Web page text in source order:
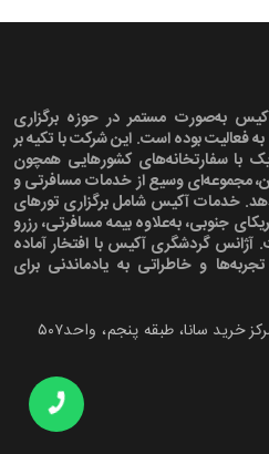
آکیس به‌صورت مستمر در حوزه برگزاری
بوده است. این شرکت با تکیه بر
با سفارتخانه‌های کشورهایی همچون
مجموعه‌ای وسیع از خدمات مسافرتی و
خدمات آکیس شامل برگزاری تورهای
جنوبی، به‌علاوه بیمه مسافرتی، رزرو
گردشگری آکیس با افتخار آماده
و خاطراتی به یادماندنی برای
خرید سانا، طبقه پنجم، واحد۵۰۷‍